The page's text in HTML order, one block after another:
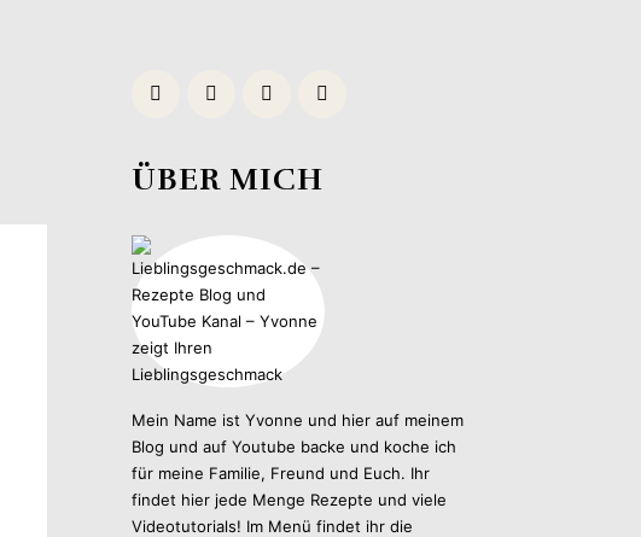
ÜBER MICH
Mein Name ist Yvonne und hier auf meinem
Blog und auf Youtube backe und koche ich
für meine Familie, Freund und Euch. Ihr
findet hier jede Menge Rezepte und viele
Videotutorials! Im Menü findet ihr die